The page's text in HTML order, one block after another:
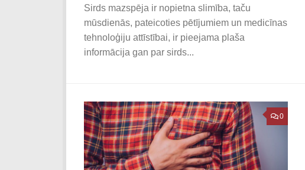
Sirds mazspēja ir nopietna slimība, taču
mūsdienās, pateicoties pētījumiem un medicīnas
tehnoloģiju attīstībai, ir pieejama plaša
informācija gan par sirds...
0